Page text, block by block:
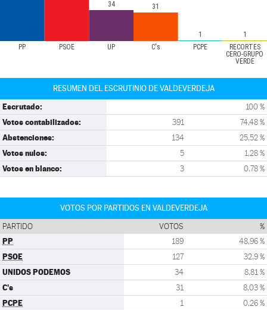
PP PSOE UP C's PCPE
RECORTES
CERO-GRUPO
VERDE
34 31
1 1
RESUMEN DEL ESCRUTINIO DE VALDEVERDEJA
Escrutado: 100 %
Votos contabilizados: 391 74,48 %
Abstenciones: 134 25,52 %
Votos nulos: 5 1,28 %
Votos en blanco: 3 0,78 %
VOTOS POR PARTIDOS EN VALDEVERDEJA
PARTIDO VOTOS %
PP 189 48,96 %
PSOE 127 32,9 %
UNIDOS PODEMOS 34 8,81 %
C's 31 8,03 %
PCPE 1 0,26 %